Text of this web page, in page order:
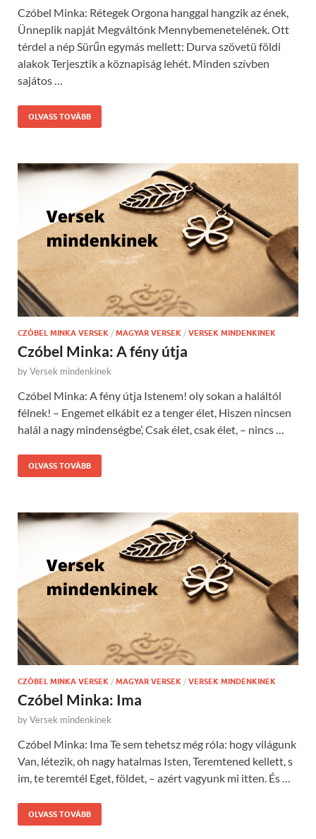
Czóbel Minka: Rétegek Orgona hanggal hangzik az ének,
Ünneplik napját Megváltónk Mennybemenetelének. Ott
térdel a nép Sürűn egymás mellett: Durva szövetü földi
alakok Terjesztik a köznapiság lehét. Minden szívben
sajátos …
OLVASS TOVÁBB
CZÓBEL MINKA VERSEK / MAGYAR VERSEK / VERSEK MINDENKINEK
Czóbel Minka: A fény útja
byVersek mindenkinek
Czóbel Minka: A fény útja Istenem! oly sokan a haláltól
félnek! – Engemet elkábit ez a tenger élet, Hiszen nincsen
halál a nagy mindenségbe’, Csak élet, csak élet, – nincs …
OLVASS TOVÁBB
CZÓBEL MINKA VERSEK / MAGYAR VERSEK / VERSEK MINDENKINEK
Czóbel Minka: Ima
byVersek mindenkinek
Czóbel Minka: Ima Te sem tehetsz még róla: hogy világunk
Van, létezik, oh nagy hatalmas Isten, Teremtened kellett, s
im, te teremtél Eget, földet, – azért vagyunk mi itten. És …
OLVASS TOVÁBB